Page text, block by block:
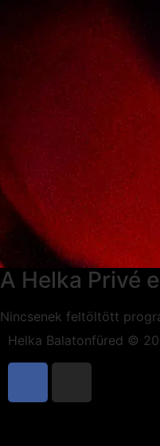
A Helka Privé
Nincsenek feltöltött
Helka Balatonfüred ©